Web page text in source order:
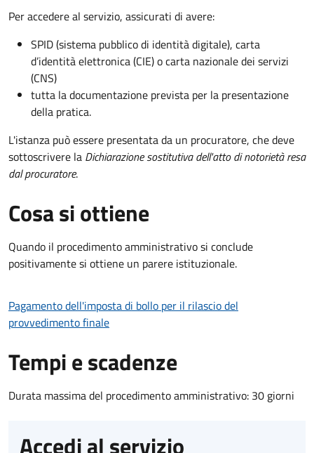
Per accedere al servizio, assicurati di avere:
SPID (sistema pubblico di identità digitale), carta
d’identità elettronica (CIE) o carta nazionale dei servizi
(CNS)
tutta la documentazione prevista per la presentazione
della pratica.
L'istanza può essere presentata da un procuratore, che deve
sottoscrivere la Dichiarazione sostitutiva dell'atto di notorietà resa
dal procuratore.
Cosa si ottiene
Quando il procedimento amministrativo si conclude
positivamente si ottiene un parere istituzionale.
Pagamento dell'imposta di bollo per il rilascio del
provvedimento finale
Tempi e scadenze
Durata massima del procedimento amministrativo: 30 giorni
Accedi al servizio